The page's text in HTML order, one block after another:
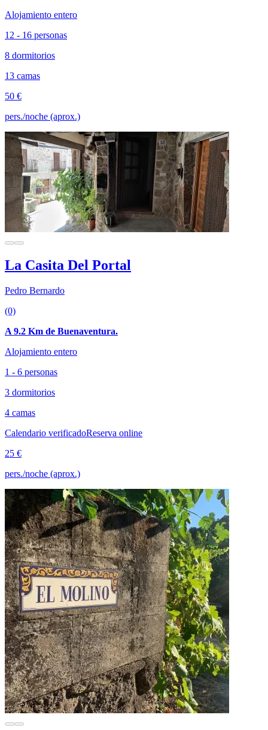
Alojamiento entero
12 - 16 personas
8 dormitorios
13 camas
50 €
pers./noche (aprox.)
La Casita Del Portal
Pedro Bernardo
(0)
A 9.2 Km de Buenaventura.
Alojamiento entero
1 - 6 personas
3 dormitorios
4 camas
Calendario verificadoReserva online
25 €
pers./noche (aprox.)